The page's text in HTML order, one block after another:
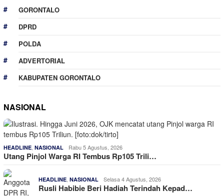
GORONTALO
DPRD
POLDA
ADVERTORIAL
KABUPATEN GORONTALO
NASIONAL
HEADLINE NASIONAL Rabu 5 Agustus, 2026
Utang Pinjol Warga RI Tembus Rp105 Trili…
HEADLINE NASIONAL Selasa 4 Agustus, 2026
Rusli Habibie Beri Hadiah Terindah Kepad…